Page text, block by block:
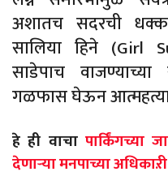
अशातच सदरची
सालिया हिने (Girl
साडेपाच वाजण्याच्या
गळफास घेऊन
हे ही वाचा पार्किंगच्या
देणाऱ्या मनपाच्या